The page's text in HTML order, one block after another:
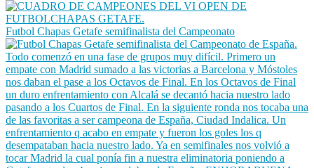
Futbol Chapas Getafe semifinalista del Campeonato